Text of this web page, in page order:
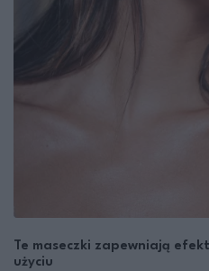
Te maseczki zapewniają
użyciu